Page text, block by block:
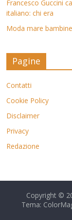
Francesco Guccini
italiano: chi era
Moda mare
Pagine
Contatti
Cookie Policy
Disclaimer
Privacy
Redazione
Copyright ©
Tema: